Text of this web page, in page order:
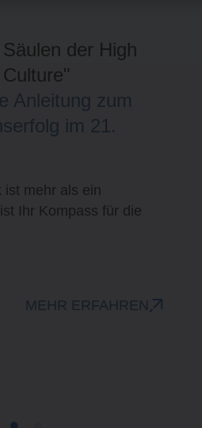
findet, darf’s
was Ihnen im
ist!
oder folge
und sozialen
Glück?